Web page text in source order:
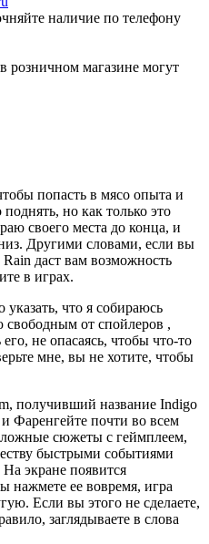
наличие по телефону
розничном магазине могут
попасть в мясо опыта и
но как только это
своего места до конца, и
Другими словами, если вы
даст вам возможность
в играх.
указать, что я собираюсь
свободным от спойлеров ,
не опасаясь, чтобы что-то
мне, вы не хотите, чтобы
получивший название Indigo
Фаренгейте почти во всем
сюжеты с геймплеем,
быстрыми событиями
экране появится
нажмете ее вовремя, игра
Если вы этого не сделаете,
заглядываете в слова